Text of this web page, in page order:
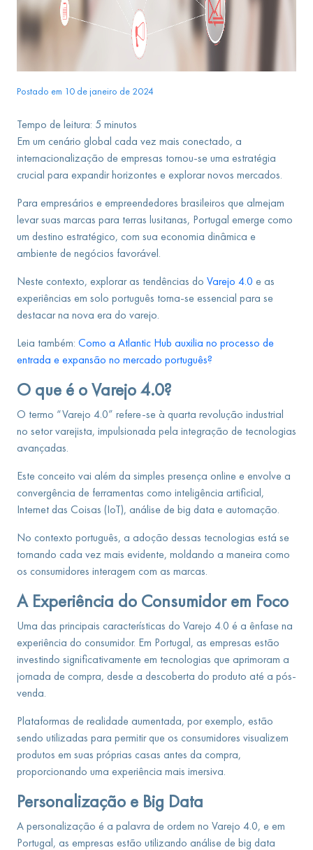
Postado em 10 de janeiro de 2024
Tempo de leitura: 5 minutos
Em um cenário global cada vez mais conectado, a
internacionalização de empresas tornou-se uma estratégia
crucial para expandir horizontes e explorar novos mercados.
Para empresários e empreendedores brasileiros que almejam
levar suas marcas para terras lusitanas, Portugal emerge como
um destino estratégico, com sua economia dinâmica e
ambiente de negócios favorável.
Neste contexto, explorar as tendências do Varejo 4.0 e as
experiências em solo português torna-se essencial para se
destacar na nova era do varejo.
Leia também: Como a Atlantic Hub auxilia no processo de
entrada e expansão no mercado português?
O que é o Varejo 4.0?
O termo “Varejo 4.0” refere-se à quarta revolução industrial
no setor varejista, impulsionada pela integração de tecnologias
avançadas.
Este conceito vai além da simples presença online e envolve a
convergência de ferramentas como inteligência artificial,
Internet das Coisas (IoT), análise de big data e automação.
No contexto português, a adoção dessas tecnologias está se
tornando cada vez mais evidente, moldando a maneira como
os consumidores interagem com as marcas.
A Experiência do Consumidor em Foco
Uma das principais características do Varejo 4.0 é a ênfase na
experiência do consumidor. Em Portugal, as empresas estão
investindo significativamente em tecnologias que aprimoram a
jornada de compra, desde a descoberta do produto até a pós-
venda.
Plataformas de realidade aumentada, por exemplo, estão
sendo utilizadas para permitir que os consumidores visualizem
produtos em suas próprias casas antes da compra,
proporcionando uma experiência mais imersiva.
Personalização e Big Data
A personalização é a palavra de ordem no Varejo 4.0, e em
Portugal, as empresas estão utilizando análise de big data